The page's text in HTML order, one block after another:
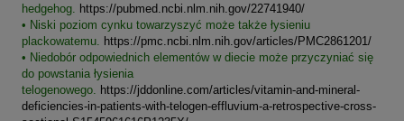
hedgehog.
https://pubmed.ncbi.nlm.nih.gov/22741940/
• Niski poziom cynku towarzyszyć może także łysieniu
plackowatemu.
https://pmc.ncbi.nlm.nih.gov/articles/PMC2861201/
• Niedobór odpowiednich elementów w diecie może przyczyniać się
do powstania łysienia
telogenowego.
https://jddonline.com/articles/vitamin-and-mineral-
deficiencies-in-patients-with-telogen-effluvium-a-retrospective-cross-